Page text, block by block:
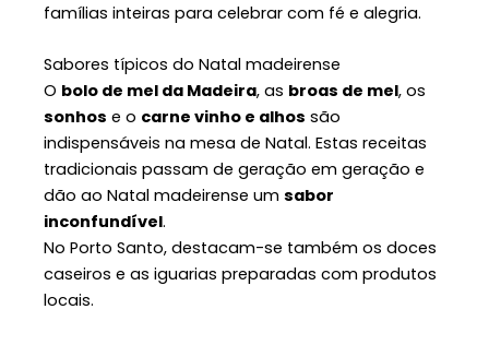
famílias inteiras para celebrar com fé e alegria.
Sabores típicos do Natal madeirense
O bolo de mel da Madeira, as broas de mel, os
sonhos e o carne vinho e alhos são
indispensáveis na mesa de Natal. Estas receitas
tradicionais passam de geração em geração e
dão ao Natal madeirense um sabor
inconfundível.
No Porto Santo, destacam-se também os doces
caseiros e as iguarias preparadas com produtos
locais.